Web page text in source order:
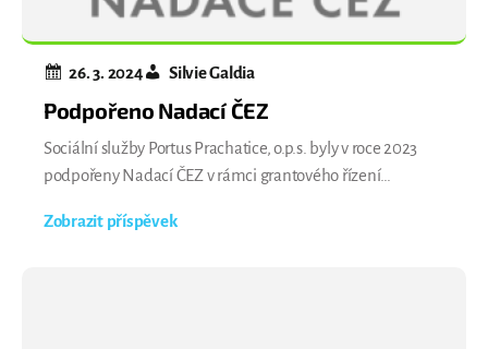
26. 3. 2024 Silvie Galdia
Podpořeno Nadací ČEZ
Sociální služby Portus Prachatice, o.p.s. byly v roce 2023
podpořeny Nadací ČEZ v rámci grantového řízení
profesionalizaci neziskových organizací, poskytující služby
Zobrazit příspěvek